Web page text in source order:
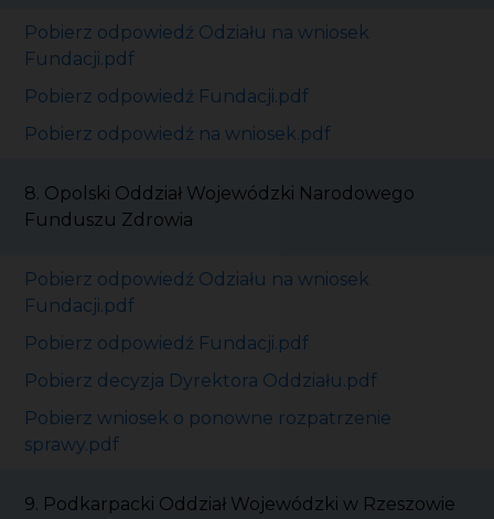
Pobierz odpowiedź Odziału na wniosek
Fundacji.pdf
Pobierz odpowiedź Fundacji.pdf
Pobierz odpowiedź na wniosek.pdf
8. Opolski Oddział Wojewódzki Narodowego
Funduszu Zdrowia
Pobierz odpowiedź Odziału na wniosek
Fundacji.pdf
Pobierz odpowiedź Fundacji.pdf
Pobierz decyzja Dyrektora Oddziału.pdf
Pobierz wniosek o ponowne rozpatrzenie
sprawy.pdf
9. Podkarpacki Oddział Wojewódzki w Rzeszowie